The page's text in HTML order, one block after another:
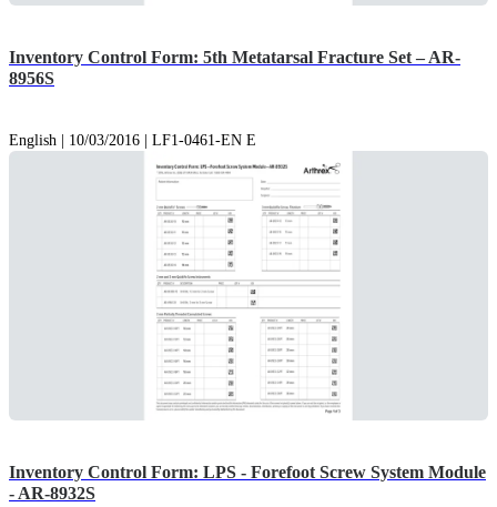
Inventory Control Form: 5th Metatarsal Fracture Set – AR-
8956S
English | 10/03/2016 | LF1-0461-EN E
Inventory Control Form: LPS - Forefoot Screw System Module
- AR-8932S